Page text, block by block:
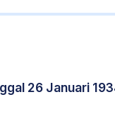
26 Januari